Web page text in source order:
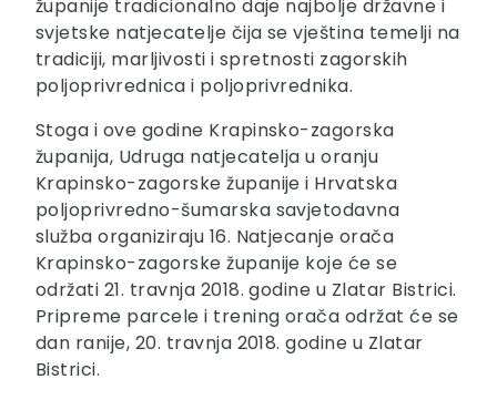
županije tradicionalno daje najbolje državne i
svjetske natjecatelje čija se vještina temelji na
tradiciji, marljivosti i spretnosti zagorskih
poljoprivrednica i poljoprivrednika.
Stoga i ove godine Krapinsko-zagorska
županija, Udruga natjecatelja u oranju
Krapinsko-zagorske županije i Hrvatska
poljoprivredno-šumarska savjetodavna
služba organiziraju 16. Natjecanje orača
Krapinsko-zagorske županije koje će se
održati 21. travnja 2018. godine u Zlatar Bistrici.
Pripreme parcele i trening orača održat će se
dan ranije, 20. travnja 2018. godine u Zlatar
Bistrici.